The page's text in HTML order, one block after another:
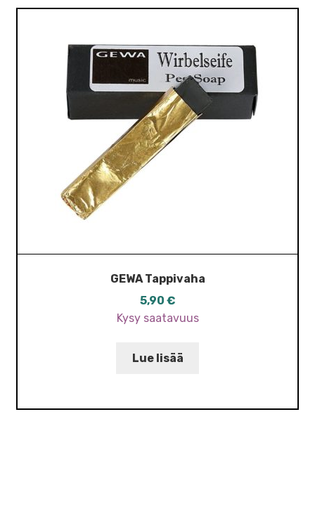
GEWA Tappivaha
5,90 €
Kysy saatavuus
Lue lisää